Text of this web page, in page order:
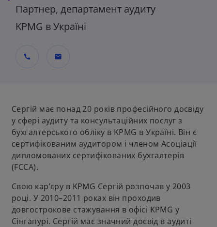
Партнер, департамент аудиту
KPMG в Україні
call mail
Сергій має понад 20 років професійного досвіду
у сфері аудиту та консультаційних послуг з
бухгалтерського обліку в KPMG в Україні. Він є
сертифікованим аудитором і членом Асоціації
дипломованих сертифікованих бухгалтерів
(FCCA).
Свою кар’єру в KPMG Сергій розпочав у 2003
році. У 2010–2011 роках він проходив
довгострокове стажування в офісі KPMG у
Сінгапурі. Сергій має значний досвід в аудиті